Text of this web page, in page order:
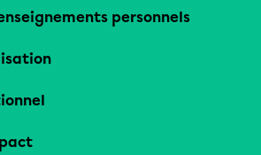
personnels